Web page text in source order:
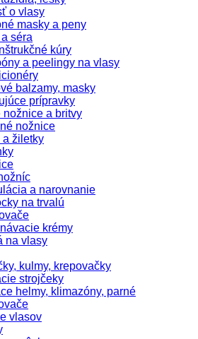
o vlasy
masky a peny
séra
kúry
a peelingy na vlasy
balzamy, masky
prípravky
nožnice a britvy
nožnice
a žiletky
a narovnanie
na trvalú
krémy
na vlasy
kulmy, krepovačky
strojčeky
helmy, klimazóny, parné
vlasov